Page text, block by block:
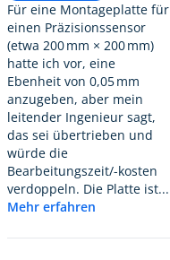
Für eine Montageplatte für
einen Präzisionssensor
(etwa 200 mm × 200 mm)
hatte ich vor, eine
Ebenheit von 0,05 mm
anzugeben, aber mein
leitender Ingenieur sagt,
das sei übertrieben und
würde die
Bearbeitungszeit/-kosten
verdoppeln. Die Platte ist...
Mehr erfahren